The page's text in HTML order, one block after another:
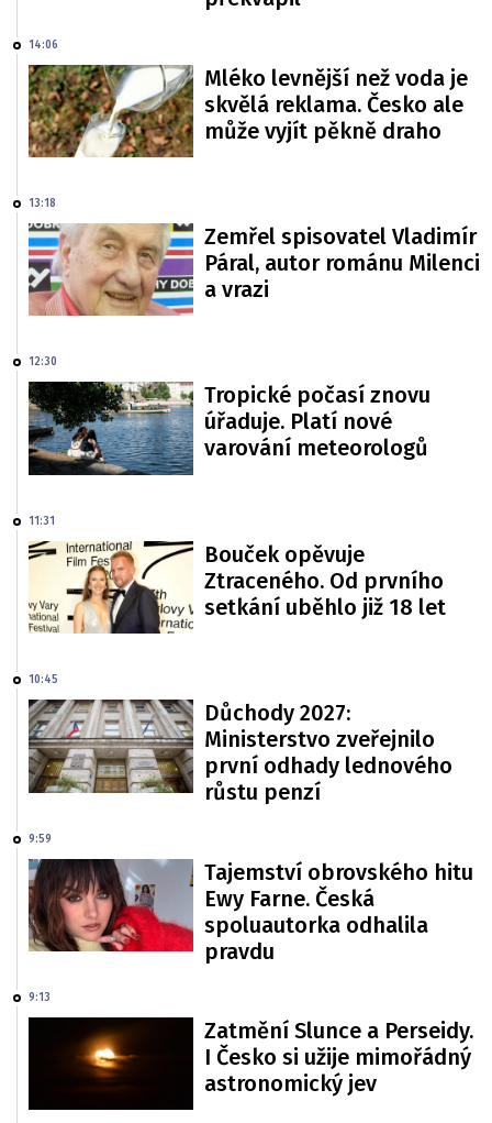
14:06
Mléko levnější než voda je
skvělá reklama. Česko ale
může vyjít pěkně draho
13:18
Zemřel spisovatel Vladimír
Páral, autor románu Milenci
a vrazi
12:30
Tropické počasí znovu
úřaduje. Platí nové
varování meteorologů
11:31
Bouček opěvuje
Ztraceného. Od prvního
setkání uběhlo již 18 let
10:45
Důchody 2027:
Ministerstvo zveřejnilo
první odhady lednového
růstu penzí
9:59
Tajemství obrovského hitu
Ewy Farne. Česká
spoluautorka odhalila
pravdu
9:13
Zatmění Slunce a Perseidy.
I Česko si užije mimořádný
astronomický jev